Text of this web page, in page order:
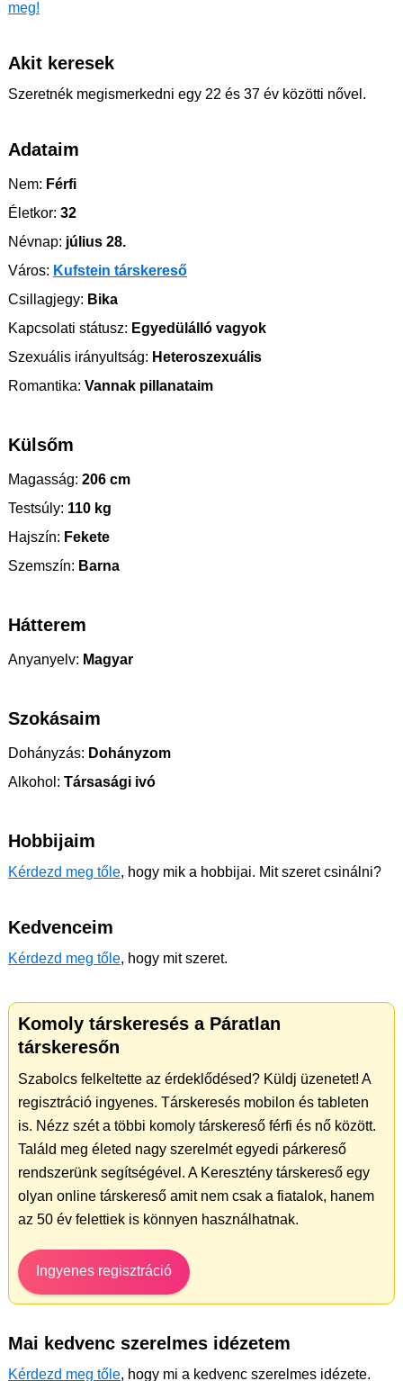
meg!
Akit keresek
Szeretnék megismerkedni egy 22 és 37 év közötti nővel.
Adataim
Nem: Férfi
Életkor: 32
Névnap: július 28.
Város: Kufstein társkereső
Csillagjegy: Bika
Kapcsolati státusz: Egyedülálló vagyok
Szexuális irányultság: Heteroszexuális
Romantika: Vannak pillanataim
Külsőm
Magasság: 206 cm
Testsúly: 110 kg
Hajszín: Fekete
Szemszín: Barna
Hátterem
Anyanyelv: Magyar
Szokásaim
Dohányzás: Dohányzom
Alkohol: Társasági ivó
Hobbijaim
Kérdezd meg tőle, hogy mik a hobbijai. Mit szeret csinálni?
Kedvenceim
Kérdezd meg tőle, hogy mit szeret.
Komoly társkeresés a Páratlan
társkeresőn
Szabolcs felkeltette az érdeklődésed? Küldj üzenetet! A
regisztráció ingyenes. Társkeresés mobilon és tableten
is. Nézz szét a többi komoly társkereső férfi és nő között.
Találd meg életed nagy szerelmét egyedi párkereső
rendszerünk segítségével. A Keresztény társkereső egy
olyan online társkereső amit nem csak a fiatalok, hanem
az 50 év felettiek is könnyen használhatnak.
Ingyenes regisztráció
Mai kedvenc szerelmes idézetem
Kérdezd meg tőle, hogy mi a kedvenc szerelmes idézete.